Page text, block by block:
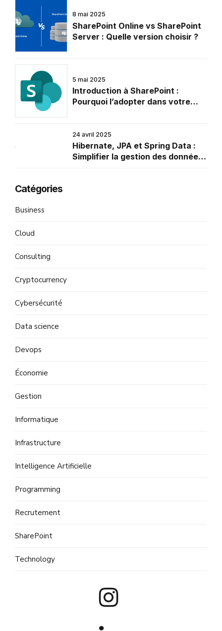
8 mai 2025
SharePoint Online vs SharePoint
Server : Quelle version choisir ?
5 mai 2025
Introduction à SharePoint :
Pourquoi l’adopter dans votre
24 avril 2025
Hibernate, JPA et Spring Data :
Simplifier la gestion des données
Catégories
Business
Cloud
Consulting
Cryptocurrency
Cybersécurité
Data science
Devops
Économie
Gestion
Informatique
Infrastructure
Intelligence Artificielle
Programming
Recrutement
SharePoint
Technology